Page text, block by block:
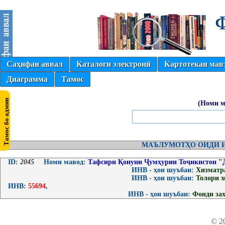
Саҳифаи аввал Каталоги электронӣ
Картотекаи
Диаграмма
Тамос
(Номи
МАЪЛУМОТҲО ОИДИ
ID: 2045 Номи мавод: Тафсири Қонуни Ҷумҳурии Тоҷикистон
ИНВ - ҳои шуъбаи:
ИНВ - ҳои шуъбаи: Толори
ИНВ: 55694,
ИНВ - ҳои шуъбаи: Фонди
©